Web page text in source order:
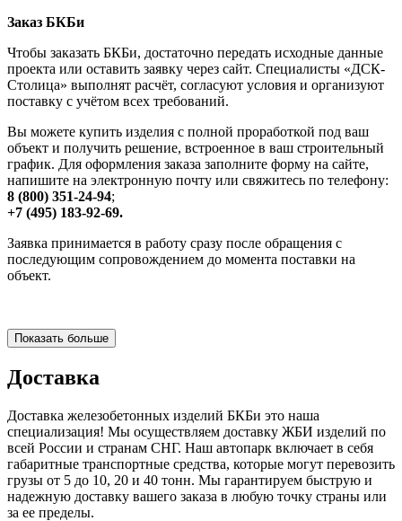
Заказ БКБи
Чтобы заказать БКБи, достаточно передать исходные данные
проекта или оставить заявку через сайт. Специалисты «ДСК-
Столица» выполнят расчёт, согласуют условия и организуют
поставку с учётом всех требований.
Вы можете купить изделия с полной проработкой под ваш
объект и получить решение, встроенное в ваш строительный
график. Для оформления заказа заполните форму на сайте,
напишите на электронную почту или свяжитесь по телефону:
8 (800) 351-24-94;
+7 (495) 183-92-69.
Заявка принимается в работу сразу после обращения с
последующим сопровождением до момента поставки на
объект.
Показать больше
Доставка
Доставка железобетонных изделий БКБи это наша
специализация! Мы осуществляем доставку ЖБИ изделий по
всей России и странам СНГ. Наш автопарк включает в себя
габаритные транспортные средства, которые могут перевозить
грузы от 5 до 10, 20 и 40 тонн. Мы гарантируем быструю и
надежную доставку вашего заказа в любую точку страны или
за ее пределы.